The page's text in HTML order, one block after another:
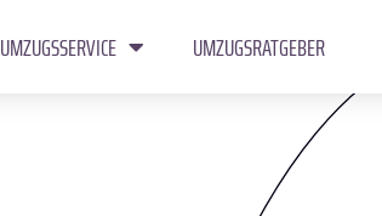
UMZUGSSERVICE UMZUGSRATGEBER